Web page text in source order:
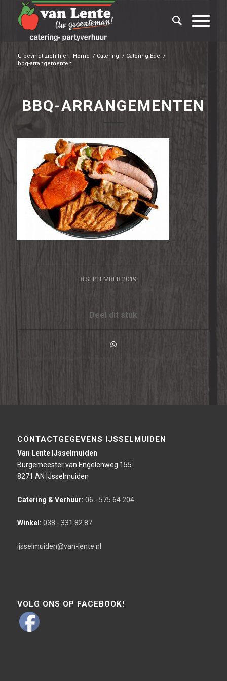
U bevindt zich hier: Home / Catering / Catering Ede /
bbq-arrangementen
BBQ-ARRANGEMENTEN
8 SEPTEMBER 2019
/
Deel dit stuk
CONTACTGEGEVENS IJSSELMUIDEN
Van Lente IJsselmuiden
Burgemeester van Engelenweg 155
8271 AN IJsselmuiden
Catering & Verhuur: 06 - 575 64 204
Winkel: 038 - 331 82 87
ijsselmuiden@van-lente.nl
VOLG ONS OP FACEBOOK!